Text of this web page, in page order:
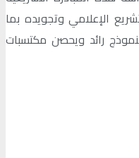
الإعلامي وتجويده بما
كنموذج رائد ويحصن مكتسبات